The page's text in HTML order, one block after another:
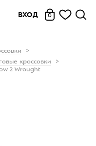
ВХОД 0
кроссовки
2 Wrought